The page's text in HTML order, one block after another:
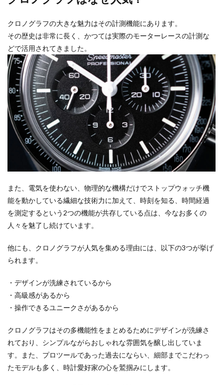
クロノグラフの大きな魅力はその計測機能にあります。
その歴史は非常に長く、かつては実際のモーターレースの計測な
どで活用されてきました。
また、電気を使わない、物理的な機構だけでストップウォッチ機
能を動かしている繊細な技術力に加えて、時刻を知る、時間経過
を測定するという2つの機能が共存している点は、今なお多くの
人々を魅了し続けています。
他にも、クロノグラフが人気を集める理由には、以下の3つが挙げ
られます。
・デザインが洗練されているから
・高級感があるから
・操作できるユニークさがあるから
クロノグラフはその多機能性をまとめるためにデザインが洗練さ
れており、シンプルながらおしゃれな雰囲気を醸し出していま
す。また、プロツールであった過去にならい、細部までこだわっ
たモデルも多く、時計愛好家の心を鷲掴みにします。